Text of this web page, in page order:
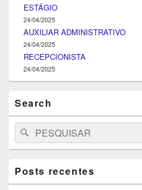
ESTÁGIO
24/04/2025
AUXILIAR ADMINISTRATIVO
24/04/2025
RECEPCIONISTA
24/04/2025
Search
Search
for:
Pesquisar
Posts recentes